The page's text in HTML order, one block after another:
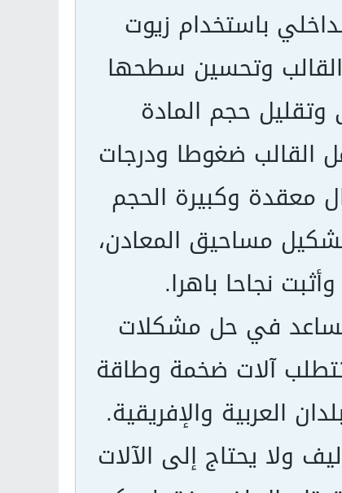
باستخدام زيوت
القالب وتحسين سطحها
وتقليل حجم المادة
القالب ضغوطا ودرجات
معقدة وكبيرة الحجم
مساحيق المعادن،
نجاحا باهرا.
يساعد في حل مشكلات
آلات ضخمة وطاقة
العربية والإفريقية.
ولا يحتاج إلى الآلات